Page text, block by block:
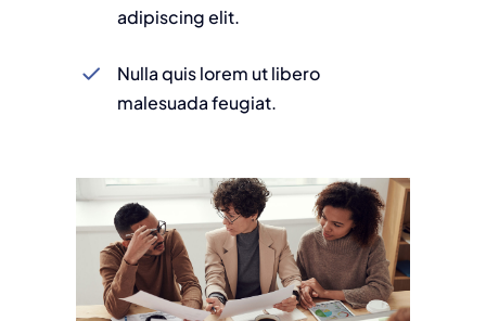
adipiscing elit.
Nulla quis lorem ut libero
malesuada feugiat.